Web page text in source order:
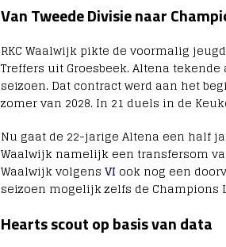
Van Tweede Divisie naar
RKC Waalwijk pikte de voormalig
Treffers uit Groesbeek. Altena
seizoen. Dat contract werd aan het
zomer van 2028. In 21 duels in de
Nu gaat de 22-jarige Altena een half
Waalwijk namelijk een transfersom
Waalwijk volgens VI ook nog een
seizoen mogelijk zelfs de Champions
Hearts scout op basis van data